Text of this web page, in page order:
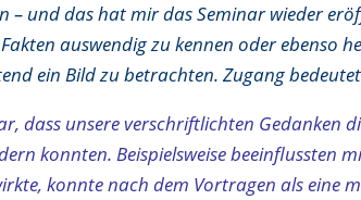
– und das hat mir das Seminar wieder
auswendig zu kennen oder ebenso
ein Bild zu betrachten. Zugang
dass unsere verschriftlichten Gedanken
konnten. Beispielsweise beeinflussten
konnte nach dem Vortragen als eine